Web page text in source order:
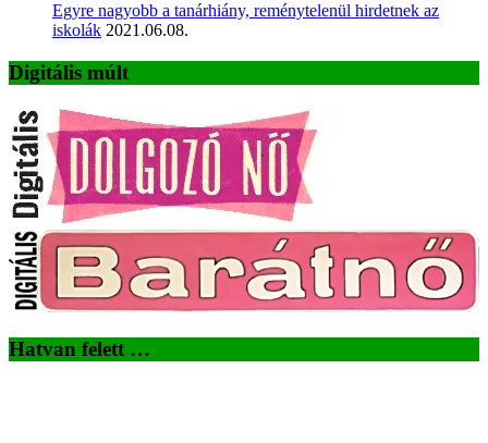
Egyre nagyobb a tanárhiány, reménytelenül hirdetnek az
iskolák 2021.06.08.
Digitális múlt
Hatvan felett …